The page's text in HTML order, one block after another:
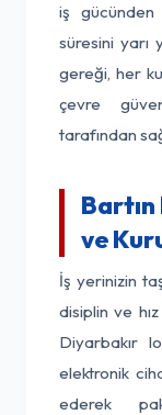
iş
süresini yarı
gereği, her
çevre
tarafından
Bartın
ve
İş yerinizin
disiplin ve
Diyarbakır
elektronik
ederek